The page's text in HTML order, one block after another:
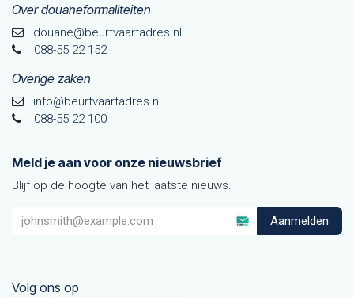
Over douaneformaliteiten
douane@beurtvaarta​dres.nl
088-55 22 152
Overige zaken
info@beurtvaartadres.nl
088-55 22 100
Meld je aan voor onze nieuwsbrief
Blijf op de hoogte van het laatste nieuws.
Aanmelden
Volg ons op